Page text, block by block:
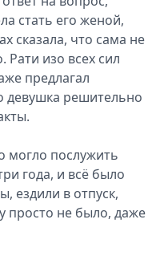
стать его женой,
сказала, что сама не
изо всех сил
предлагал
девушка решительно
могло послужить
года, и всё было
ездили в отпуск,
просто не было, даже